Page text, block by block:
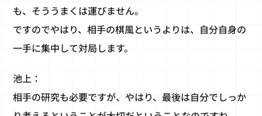
も、そううまくは運びません。
ですのでやはり、相手の棋風というよりは、自分自身の
一手に集中して対局します。
池上：
相手の研究も必要ですが、やはり、最後は自分でしっか